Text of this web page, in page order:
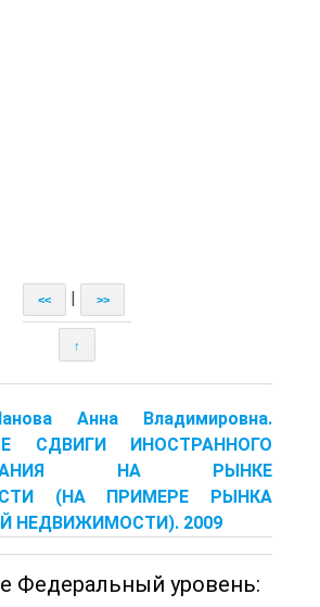
<< >>
↑
Анна Владимировна.
СДВИГИ ИНОСТРАННОГО
НА РЫНКЕ
(НА ПРИМЕРЕ РЫНКА
НЕДВИЖИМОСТИ). 2009
Федеральный уровень: